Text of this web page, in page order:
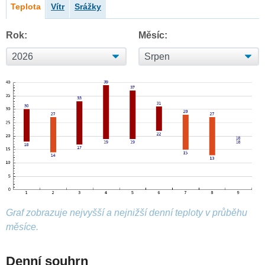
Teplota Vítr Srážky
Rok: Měsíc:
Graf zobrazuje nejvyšší a nejnižší denní teploty v průběhu
měsíce.
Denní souhrn